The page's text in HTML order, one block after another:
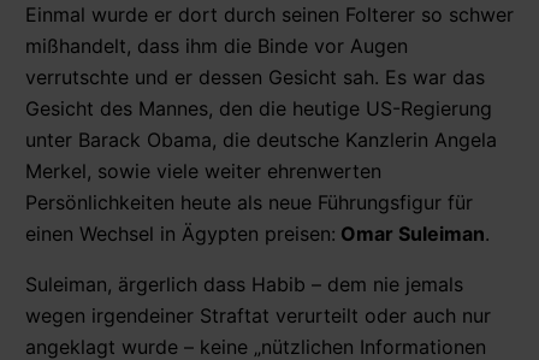
Einmal wurde er dort durch seinen Folterer so schwer
mißhandelt, dass ihm die Binde vor Augen
verrutschte und er dessen Gesicht sah. Es war das
Gesicht des Mannes, den die heutige US-Regierung
unter Barack Obama, die deutsche Kanzlerin Angela
Merkel, sowie viele weiter ehrenwerten
Persönlichkeiten heute als neue Führungsfigur für
einen Wechsel in Ägypten preisen: Omar Suleiman.
Suleiman, ärgerlich dass Habib – dem nie jemals
wegen irgendeiner Straftat verurteilt oder auch nur
angeklagt wurde – keine „nützlichen Informationen